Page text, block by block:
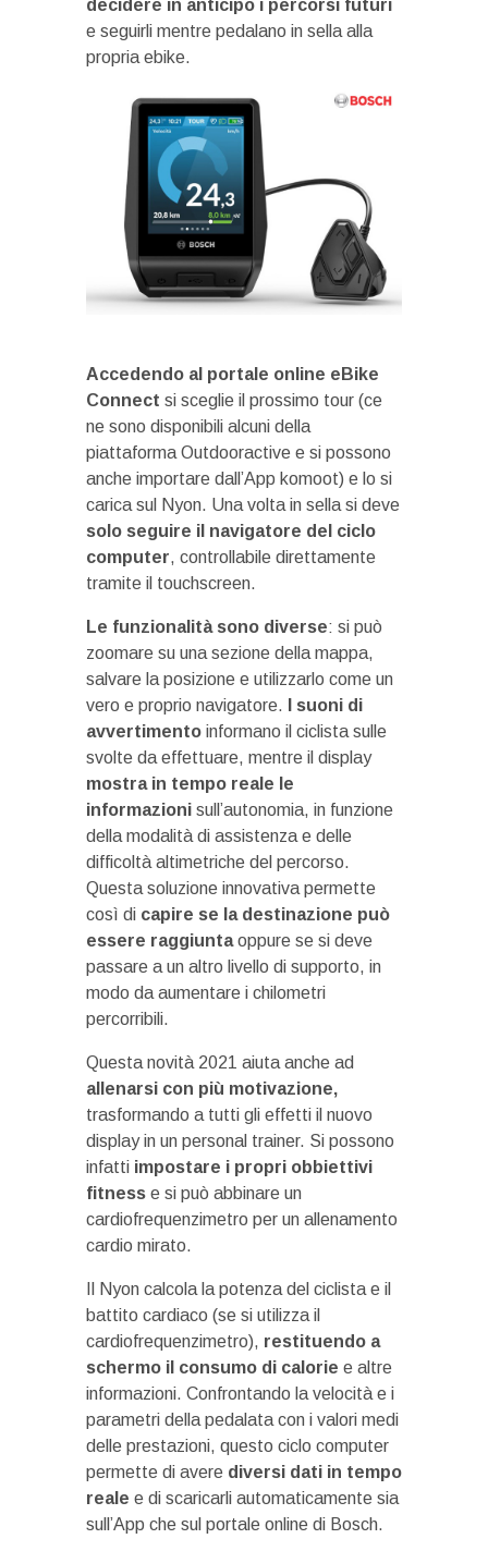
decidere in anticipo i percorsi futuri
e seguirli mentre pedalano in sella alla
propria ebike.
Accedendo al portale online eBike
Connect si sceglie il prossimo tour (ce
ne sono disponibili alcuni della
piattaforma Outdooractive e si possono
anche importare dall’App komoot) e lo si
carica sul Nyon. Una volta in sella si deve
solo seguire il navigatore del ciclo
computer, controllabile direttamente
tramite il touchscreen.
Le funzionalità sono diverse: si può
zoomare su una sezione della mappa,
salvare la posizione e utilizzarlo come un
vero e proprio navigatore.
I suoni di
avvertimento informano il ciclista sulle
svolte da effettuare, mentre il display
mostra in tempo reale le
informazioni sull’autonomia, in funzione
della modalità di assistenza e delle
difficoltà altimetriche del percorso.
Questa soluzione innovativa permette
così di capire se la destinazione può
essere raggiuntaoppure se si deve
passare a un altro livello di supporto, in
modo da aumentare i chilometri
percorribili.
Questa novità 2021 aiuta anche ad
allenarsi con più motivazione,
trasformando a tutti gli effetti il nuovo
display in un personal trainer. Si possono
infatti impostare i propri obbiettivi
fitness e si può abbinare un
cardiofrequenzimetro per un allenamento
cardio mirato.
Il Nyon calcola la potenza del ciclista e il
battito cardiaco (se si utilizza il
cardiofrequenzimetro), restituendo a
schermo il consumo di calorie e altre
informazioni. Confrontando la velocità e i
parametri della pedalata con i valori medi
delle prestazioni, questo ciclo computer
permette di avere diversi dati in tempo
reale e di scaricarli automaticamente sia
sull’App che sul portale online di Bosch.